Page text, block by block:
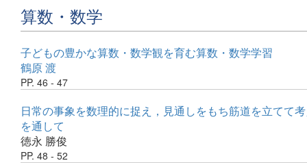
算数・数学
子どもの豊かな算数・数学観を育む算数・数学学習
鶴原 渡
PP. 46 - 47
日常の事象を数理的に捉え，見通しをもち筋道を立て
を通して
徳永 勝俊
PP. 48 - 52